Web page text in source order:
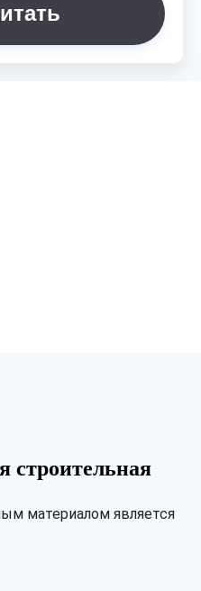
строительная
материалом является